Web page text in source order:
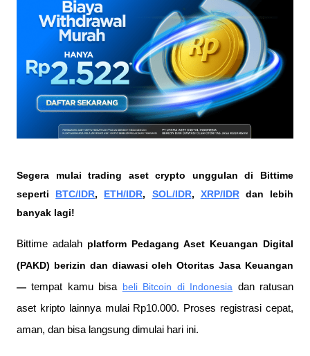
Segera mulai trading aset crypto unggulan di Bittime
seperti BTC/IDR, ETH/IDR, SOL/IDR, XRP/IDR dan lebih
banyak lagi!
Bittime adalah platform Pedagang Aset Keuangan Digital
(PAKD) berizin dan diawasi oleh Otoritas Jasa Keuangan
— tempat kamu bisa beli Bitcoin di Indonesia dan ratusan
aset kripto lainnya mulai Rp10.000. Proses registrasi cepat,
aman, dan bisa langsung dimulai hari ini.